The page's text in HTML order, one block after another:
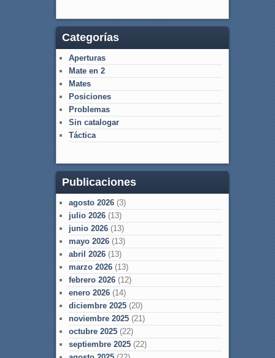
Categorías
Aperturas
Mate en 2
Mates
Posiciones
Problemas
Sin catalogar
Táctica
Publicaciones
agosto 2026(3)
julio 2026(13)
junio 2026(13)
mayo 2026(13)
abril 2026(13)
marzo 2026(13)
febrero 2026(12)
enero 2026(14)
diciembre 2025(20)
noviembre 2025(21)
octubre 2025(22)
septiembre 2025(22)